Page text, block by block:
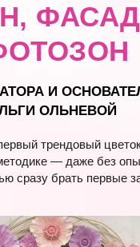
трендовый
— даже без
сразу брать первые
И
ОЛЬНЕВОЙ